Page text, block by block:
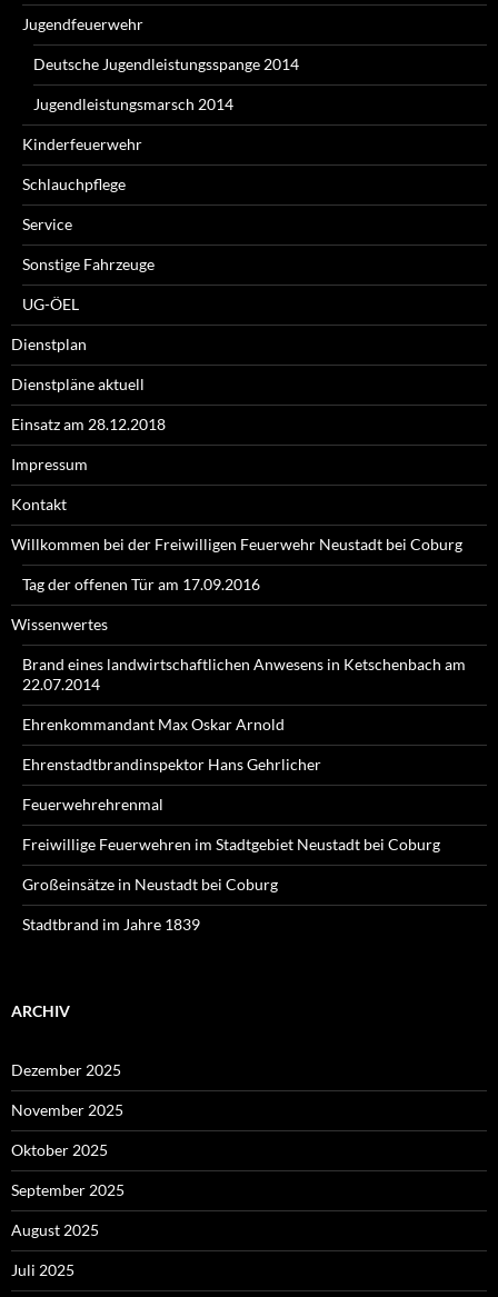
Jugendfeuerwehr
Deutsche Jugendleistungsspange 2014
Jugendleistungsmarsch 2014
Kinderfeuerwehr
Schlauchpflege
Service
Sonstige Fahrzeuge
UG-ÖEL
Dienstplan
Dienstpläne aktuell
Einsatz am 28.12.2018
Impressum
Kontakt
Willkommen bei der Freiwilligen Feuerwehr Neustadt bei Coburg
Tag der offenen Tür am 17.09.2016
Wissenwertes
Brand eines landwirtschaftlichen Anwesens in Ketschenbach am
22.07.2014
Ehrenkommandant Max Oskar Arnold
Ehrenstadtbrandinspektor Hans Gehrlicher
Feuerwehrehrenmal
Freiwillige Feuerwehren im Stadtgebiet Neustadt bei Coburg
Großeinsätze in Neustadt bei Coburg
Stadtbrand im Jahre 1839
ARCHIV
Dezember 2025
November 2025
Oktober 2025
September 2025
August 2025
Juli 2025